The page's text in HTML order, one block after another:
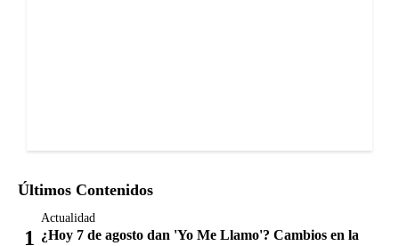
Últimos Contenidos
Actualidad
¿Hoy 7 de agosto dan 'Yo Me Llamo'? Cambios en la